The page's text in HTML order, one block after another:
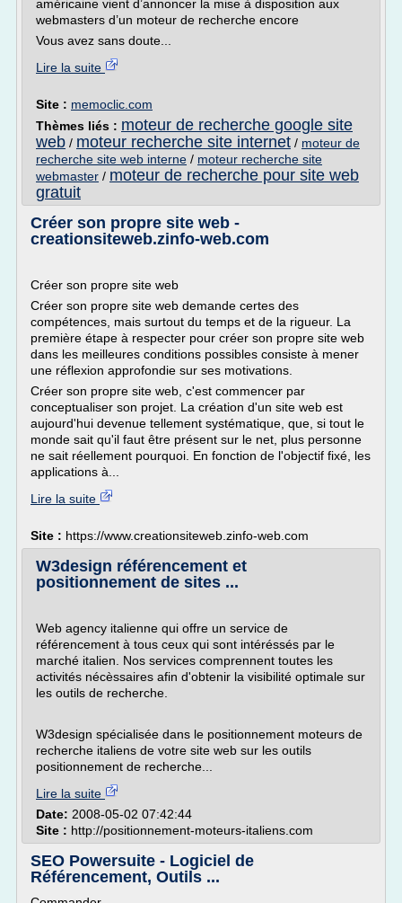
américaine vient d’annoncer la mise à disposition aux
webmasters d’un moteur de recherche encore
Vous avez sans doute...
Lire la suite
Site : memoclic.com
Thèmes liés : moteur de recherche google site
web / moteur recherche site internet / moteur de
recherche site web interne / moteur recherche site
webmaster / moteur de recherche pour site web
gratuit
Créer son propre site web -
creationsiteweb.zinfo-web.com
Créer son propre site web
Créer son propre site web demande certes des
compétences, mais surtout du temps et de la rigueur. La
première étape à respecter pour créer son propre site web
dans les meilleures conditions possibles consiste à mener
une réflexion approfondie sur ses motivations.
Créer son propre site web, c'est commencer par
conceptualiser son projet. La création d'un site web est
aujourd'hui devenue tellement systématique, que, si tout le
monde sait qu'il faut être présent sur le net, plus personne
ne sait réellement pourquoi. En fonction de l'objectif fixé, les
applications à...
Lire la suite
Site : https://www.creationsiteweb.zinfo-web.com
W3design référencement et
positionnement de sites ...
Web agency italienne qui offre un service de
référencement à tous ceux qui sont intéréssés par le
marché italien. Nos services comprennent toutes les
activités nécèssaires afin d'obtenir la visibilité optimale sur
les outils de recherche.
W3design spécialisée dans le positionnement moteurs de
recherche italiens de votre site web sur les outils
positionnement de recherche...
Lire la suite
Date: 2008-05-02 07:42:44
Site : http://positionnement-moteurs-italiens.com
SEO Powersuite - Logiciel de
Référencement, Outils ...